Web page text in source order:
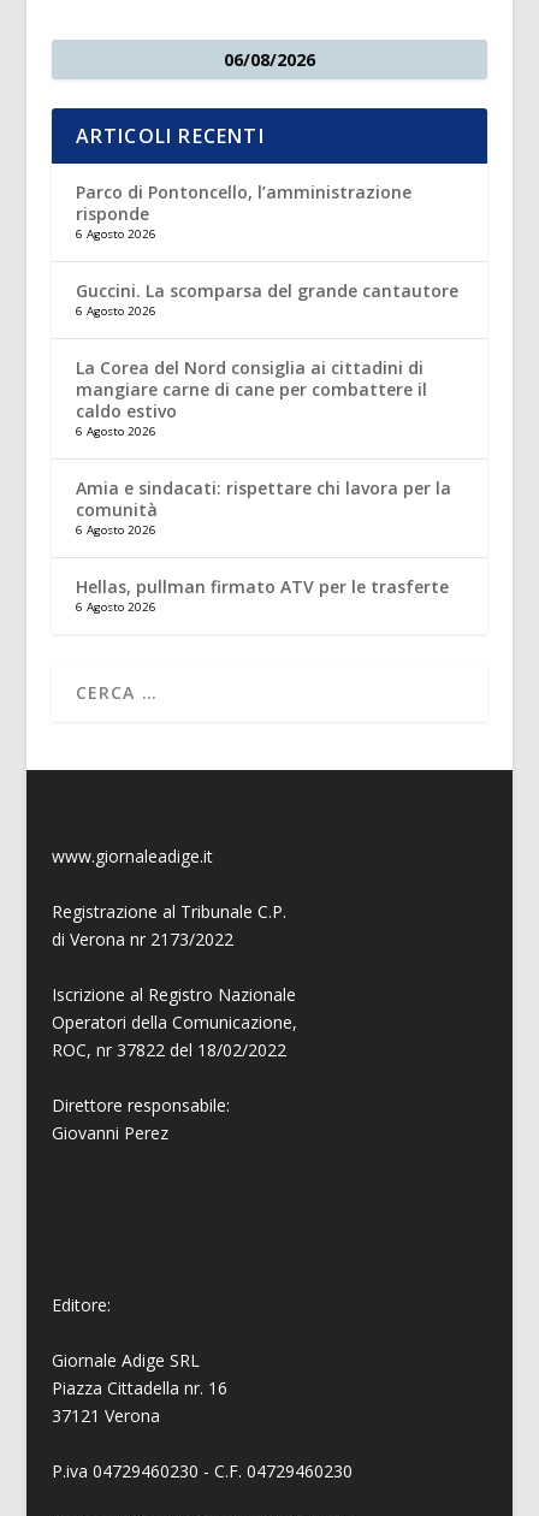
06/08/2026
ARTICOLI RECENTI
Parco di Pontoncello, l’amministrazione
risponde
6 Agosto 2026
Guccini. La scomparsa del grande cantautore
6 Agosto 2026
La Corea del Nord consiglia ai cittadini di
mangiare carne di cane per combattere il
caldo estivo
6 Agosto 2026
Amia e sindacati: rispettare chi lavora per la
comunità
6 Agosto 2026
Hellas, pullman firmato ATV per le trasferte
6 Agosto 2026
www.giornaleadige.it
Registrazione al Tribunale C.P.
di Verona nr 2173/2022
Iscrizione al Registro Nazionale
Operatori della Comunicazione,
ROC, nr 37822 del 18/02/2022
Direttore responsabile:
Giovanni Perez
Editore:
Giornale Adige SRL
Piazza Cittadella nr. 16
37121 Verona
P.iva 04729460230 - C.F. 04729460230